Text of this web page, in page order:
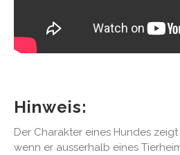
Hinweis:
Der Charakter eines Hundes
wenn er ausserhalb eines